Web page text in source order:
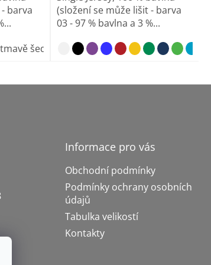
barva
tmavě šedý melír
orchid sage
(složení se může lišit - barva
03 - 97 % bavlna a 3 %...
Informace pro vás
Obchodní podmínky
Podmínky ochrany osobních
údajů
Tabulka velikostí
Kontakty